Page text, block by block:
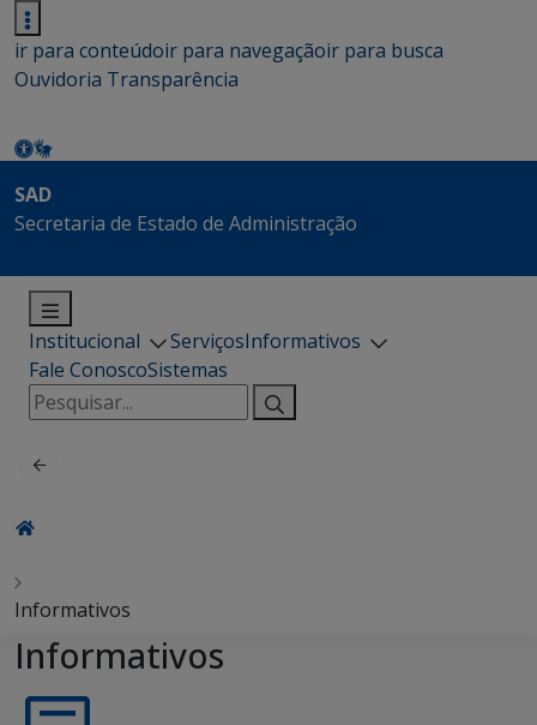
ir para conteúdoir para navegaçãoir para busca
Ouvidoria Transparência
SAD
Secretaria de Estado de Administração
Institucional ServiçosInformativos
Fale ConoscoSistemas
Pesquisar
por:
Informativos
Informativos